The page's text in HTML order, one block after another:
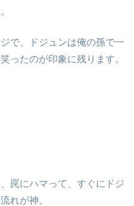
で、ドジュンは俺の孫で一
ったのが印象に残ります。
罠にハマって、すぐにドジ
れが神。